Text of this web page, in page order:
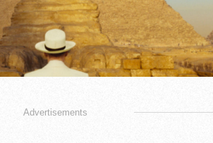
Advertisements